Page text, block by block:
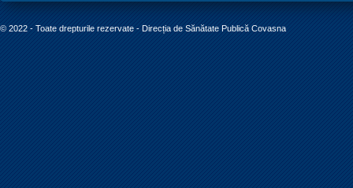
© 2022 - Toate drepturile rezervate - Direcția de Sănătate Publică Covasna